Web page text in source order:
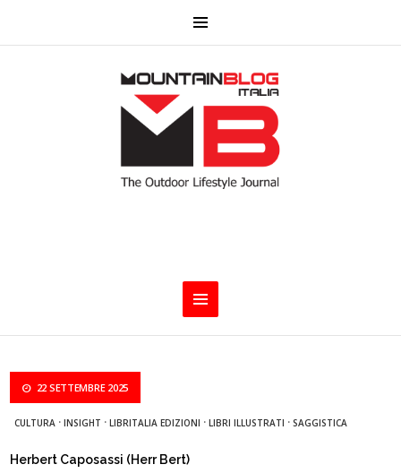
22 SETTEMBRE 2025
CULTURA ·INSIGHT ·LIBRITALIA EDIZIONI ·LIBRI ILLUSTRATI ·SAGGISTICA
Herbert Caposassi (Herr Bert)